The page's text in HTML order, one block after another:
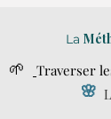
La
🌱 Traverser
🌸